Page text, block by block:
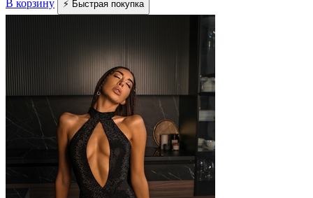
В корзину ⚡ Быстрая покупка